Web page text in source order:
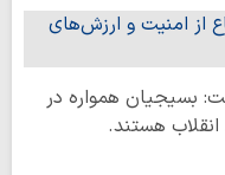
بسیجیان همواره در
هستند.